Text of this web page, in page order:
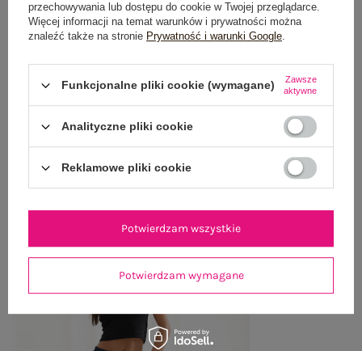
OPINIE O PRODUKCIE (0)
OSTATNIO OGLĄDANE
Zobacz wszystko
przechowywania lub dostępu do cookie w Twojej przeglądarce.
Więcej informacji na temat warunków i prywatności można
znaleźć także na stronie Prywatność i warunki Google.
Funkcjonalne pliki cookie (wymagane)
Zawsze
aktywne
Analityczne pliki cookie
Reklamowe pliki cookie
Potwierdzam wymagane
Potwierdzam wszystkie